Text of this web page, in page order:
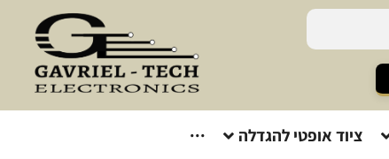
ציוד אופטי להגדלה ···